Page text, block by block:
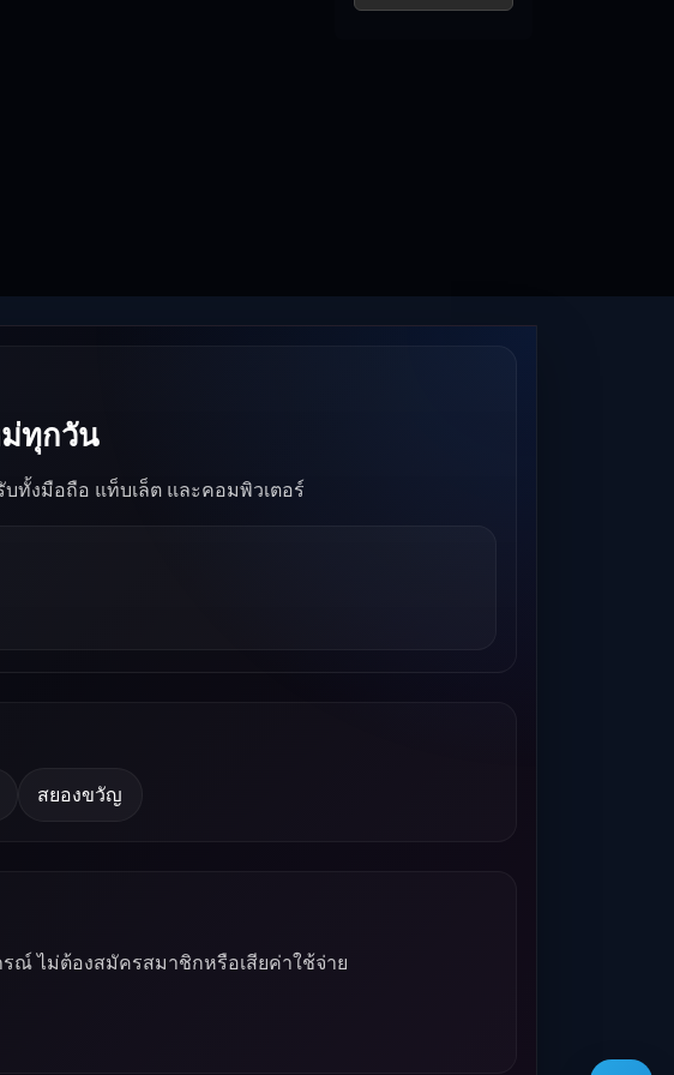
ทุกวัน
ทั้งมือถือ แท็บเล็ต และคอมพิวเตอร์
สยองขวัญ
ณ์ ไม่ต้องสมัครสมาชิกหรือเสียค่าใช้จ่าย